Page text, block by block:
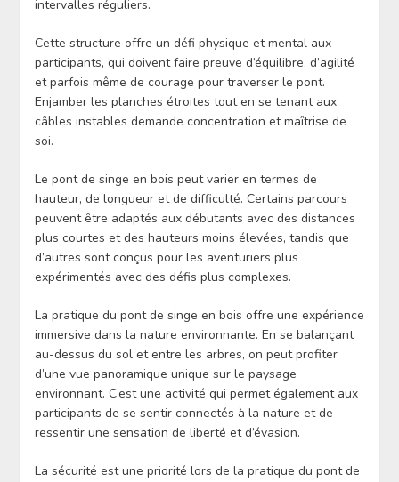
intervalles réguliers.
Cette structure offre un défi physique et mental aux
participants, qui doivent faire preuve d’équilibre, d’agilité
et parfois même de courage pour traverser le pont.
Enjamber les planches étroites tout en se tenant aux
câbles instables demande concentration et maîtrise de
soi.
Le pont de singe en bois peut varier en termes de
hauteur, de longueur et de difficulté. Certains parcours
peuvent être adaptés aux débutants avec des distances
plus courtes et des hauteurs moins élevées, tandis que
d’autres sont conçus pour les aventuriers plus
expérimentés avec des défis plus complexes.
La pratique du pont de singe en bois offre une expérience
immersive dans la nature environnante. En se balançant
au-dessus du sol et entre les arbres, on peut profiter
d’une vue panoramique unique sur le paysage
environnant. C’est une activité qui permet également aux
participants de se sentir connectés à la nature et de
ressentir une sensation de liberté et d’évasion.
La sécurité est une priorité lors de la pratique du pont de